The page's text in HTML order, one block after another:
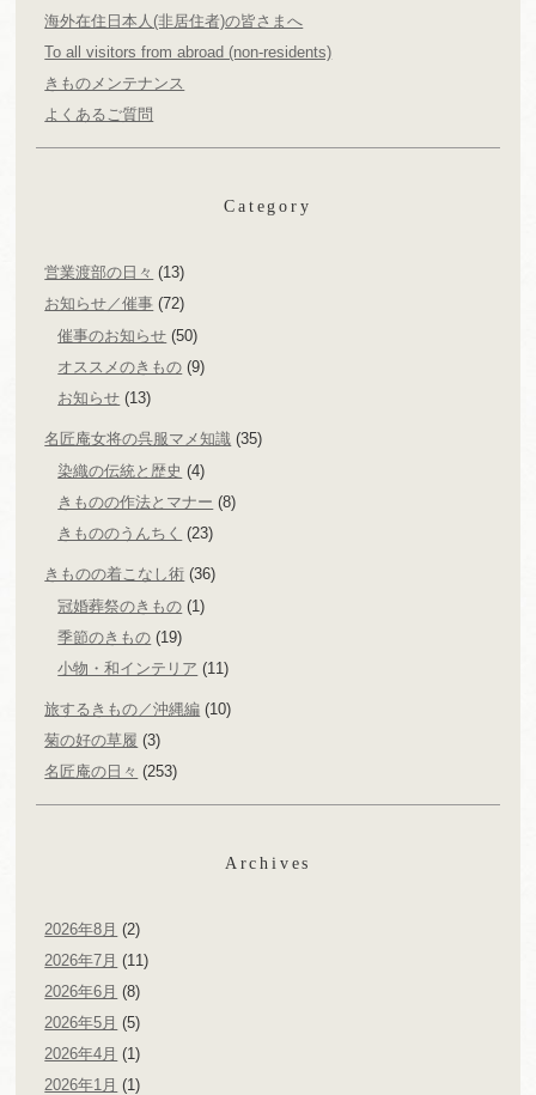
海外在住日本人(非居住者)の皆さまへ
To all visitors from abroad (non-residents)
きものメンテナンス
よくあるご質問
Category
営業渡部の日々 (13)
お知らせ／催事 (72)
催事のお知らせ (50)
オススメのきもの (9)
お知らせ (13)
名匠庵女将の呉服マメ知識 (35)
染織の伝統と歴史 (4)
きものの作法とマナー (8)
きもののうんちく (23)
きものの着こなし術 (36)
冠婚葬祭のきもの (1)
季節のきもの (19)
小物・和インテリア (11)
旅するきもの／沖縄編 (10)
菊の好の草履 (3)
名匠庵の日々 (253)
Archives
2026年8月 (2)
2026年7月 (11)
2026年6月 (8)
2026年5月 (5)
2026年4月 (1)
2026年1月 (1)